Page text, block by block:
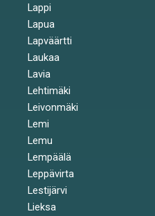
Lappi
Lapua
Lapväärtti
Laukaa
Lavia
Lehtimäki
Leivonmäki
Lemi
Lemu
Lempäälä
Leppävirta
Lestijärvi
Lieksa